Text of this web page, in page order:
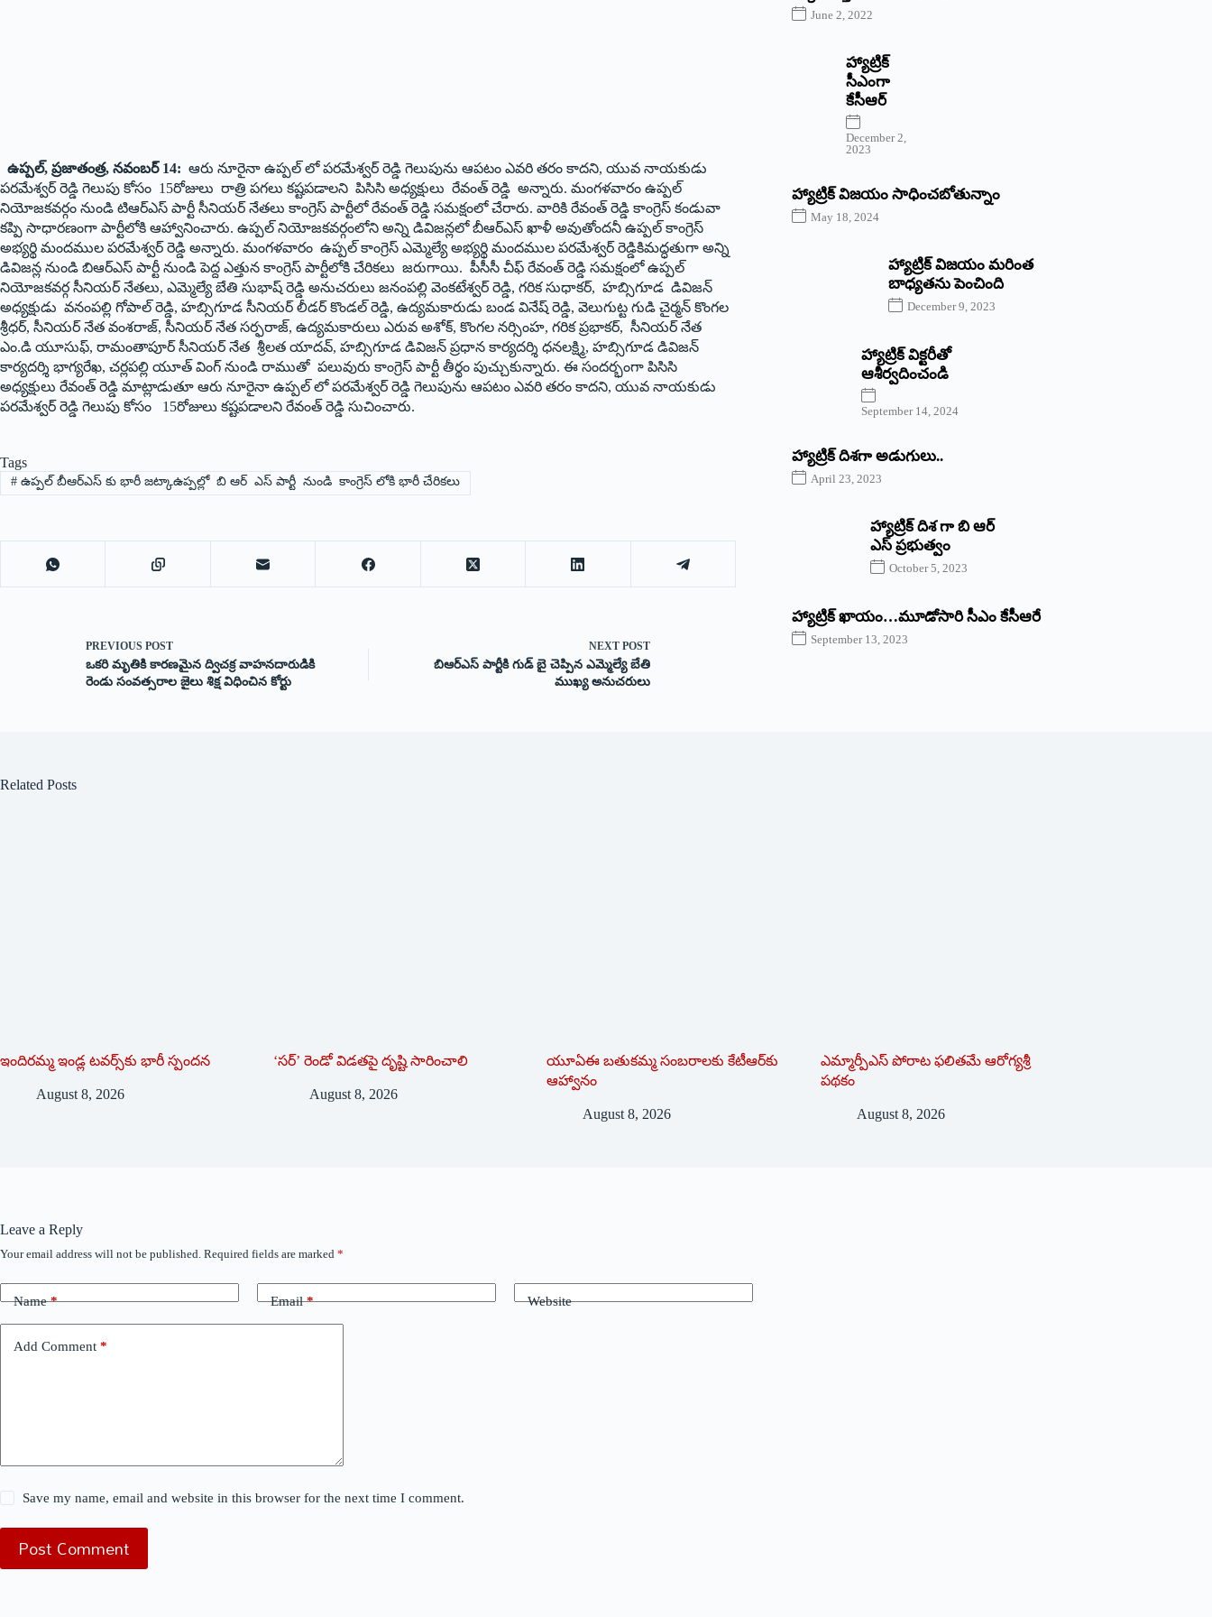
ఉప్పల్, ప్రజాతంత్ర, నవంబర్ 14: ఆరు నూరైనా ఉప్ప‌ల్ లో ప‌ర‌మేశ్వ‌ర్ రెడ్డి గెలుపును ఆప‌టం ఎవరి త‌రం కాద‌ని, యువ నాయ‌కుడు
ప‌ర‌మేశ్వ‌ర్ రెడ్డి గెలుపు కోసం 15రోజులు రాత్రి పగలు క‌ష్ట‌ప‌డాలని పిసిసి అధ్యక్షులు రేవంత్ రెడ్డి అన్నారు. మంగళవారం ఉప్పల్
నియోజకవర్గం నుండి టిఆర్ఎస్ పార్టీ సీనియర్ నేతలు కాంగ్రెస్ పార్టీలో రేవంత్ రెడ్డి సమక్షంలో చేరారు. వారికి రేవంత్ రెడ్డి కాంగ్రెస్ కండువా
కప్పి సాధారణంగా పార్టీలోకి ఆహ్వానించారు. ఉప్ప‌ల్ నియోజ‌క‌వ‌ర్గంలోని అన్ని డివిజ‌న్ల‌లో బీఆర్ఎస్ ఖాళీ అవుతోందనీ ఉప్పల్ కాంగ్రెస్
అభ్య‌ర్థి మందముల ప‌ర‌మేశ్వ‌ర్ రెడ్డి అన్నారు. మంగళవారం ఉప్పల్ కాంగ్రెస్ ఎమ్మెల్యే అభ్యర్థి మందముల పరమేశ్వర్ రెడ్డికిమ‌ద్ధ‌తుగా అన్ని
డివిజ‌న్ల నుండి బిఆర్ఎస్ పార్టీ నుండి పెద్ద ఎత్తున కాంగ్రెస్ పార్టీలోకి చేరిక‌లు జ‌రుగాయి. పీసీసీ చీఫ్ రేవంత్ రెడ్డి స‌మ‌క్షంలో ఉప్పల్
నియోజకవర్గ సీనియ‌ర్ నేతలు, ఎమ్మెల్యే బేతి సుభాష్ రెడ్డి అనుచరులు జ‌నంప‌ల్లి వెంక‌టేశ్వ‌ర్ రెడ్డి, గ‌రిక సుధాక‌ర్, హ‌బ్సిగూడ డివిజ‌న్
అధ్య‌క్షుడు వ‌నంప‌ల్లి గోపాల్ రెడ్డి, హ‌బ్సిగూడ సీనియ‌ర్ లీడ‌ర్ కొండ‌ల్ రెడ్డి, ఉద్య‌మ‌కారుడు బండ వినేష్ రెడ్డి, వెలుగుట్ట గుడి చైర్మ‌న్ కొంగ‌ల
శ్రీ‌ధ‌ర్, సీనియ‌ర్ నేత వంశ‌రాజ్, సీనియ‌ర్ నేత స‌ర్ఫ‌రాజ్, ఉద్య‌మ‌కారులు ఎరువ అశోక్, కొంగ‌ల న‌ర్సింహ‌, గ‌రిక ప్ర‌భాక‌ర్, సీనియ‌ర్ నేత
ఎం.డి యూసుఫ్, రామంతాపూర్ సీనియ‌ర్ నేత శ్రీ‌ల‌త యాద‌వ్, హ‌బ్సిగూడ డివిజ‌న్ ప్ర‌ధాన కార్య‌ద‌ర్శి ధ‌న‌లక్ష్మి, హ‌బ్సిగూడ డివిజ‌న్
కార్య‌ద‌ర్శి భాగ్య‌రేఖ‌, చ‌ర్ల‌పల్లి యూత్ వింగ్ నుండి రాముతో ప‌లువురు కాంగ్రెస్ పార్టీ తీర్థం పుచ్చుకున్నారు. ఈ సందర్భంగా పిసిసి
అధ్యక్షులు రేవంత్ రెడ్డి మాట్లాడుతూ ఆరు నూరైనా ఉప్ప‌ల్ లో ప‌ర‌మేశ్వ‌ర్ రెడ్డి గెలుపును ఆప‌టం ఎవరి త‌రం కాద‌ని, యువ నాయ‌కుడు
ప‌ర‌మేశ్వ‌ర్ రెడ్డి గెలుపు కోసం 15రోజులు క‌ష్ట‌ప‌డాల‌ని రేవంత్ రెడ్డి సుచించారు.
Tags
#ఉప్పల్ బీఆర్ఎస్ కు భారీ జట్కాఉప్పల్లో బి ఆర్ ఎస్ పార్టీ నుండి కాంగ్రెస్ లోకి భారీ చేరిక‌లు
PREVIOUS POST
ఒకరి మృతికి కారణమైన ద్విచక్ర వాహనదారుడికి
రెండు సంవత్సరాల జైలు శిక్ష విధించిన కోర్టు
NEXTPOST
బిఆర్ఎస్ పార్టీకి గుడ్ బై చెప్పిన ఎమ్మెల్యే బేతి
ముఖ్య అనుచరులు
June 2, 2022
హ్యాట్రిక్‌
‌సీఎంగా
కేసీఆర్‌
December 2,
2023
హ్యాట్రిక్‌ విజయం సాధించబోతున్నాం
May 18, 2024
హ్యాట్రిక్ విజయం మరింత
బాధ్యతను పెంచింది
December 9, 2023
హ్యాట్రిక్‌ ‌విక్టరీతో
ఆశీర్వదించండి
September 14, 2024
‌హ్యాట్రిక్‌ ‌దిశగా అడుగులు..
April 23, 2023
హ్యాట్రిక్ దిశ గా బి ఆర్
ఎస్ ప్రభుత్వం
October 5, 2023
హ్యాట్రిక్‌ ‌ఖాయం…మూడోసారి సీఎం కేసీఆరే
September 13, 2023
Related Posts
ఇందిరమ్మ ఇండ్ల టవర్స్‌కు భారీ స్పందన
August 8, 2026
‘సర్’ రెండో విడతపై దృష్టి సారించాలి
August 8, 2026
యూఏఈ బతుకమ్మ సంబరాలకు కేటీఆర్‌కు
ఆహ్వానం
August 8, 2026
ఎమ్మార్పీఎస్ పోరాట ఫలితమే ఆరోగ్యశ్రీ
పథకం
August 8, 2026
Leave a Reply
Your email address will not be published. Required fields are marked *
Name* Email* Website
Add Comment *
Save my name, email and website in this browser for the next time I comment.
Post Comment